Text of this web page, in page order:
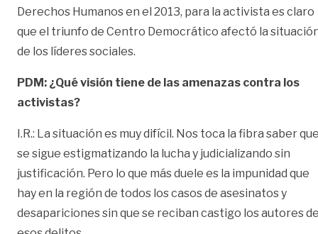
Derechos Humanos en el 2013, para la activista es claro
que el triunfo de Centro Democrático afectó la
de los líderes sociales.
PDM: ¿Qué visión tiene de las amenazas contra los
activistas?
I.R.: La situación es muy difícil. Nos toca la fibra saber
se sigue estigmatizando la lucha y judicializando sin
justificación. Pero lo que más duele es la impunidad que
hay en la región de todos los casos de asesinatos y
desapariciones sin que se reciban castigo los autores